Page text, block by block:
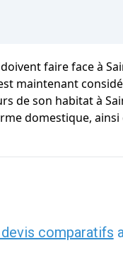
faire face à
maintenant
de son habitat à
domestique,
comparatifs